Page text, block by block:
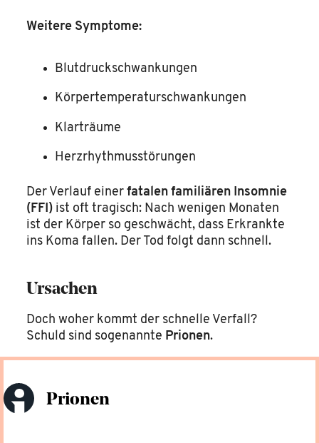
Weitere Symptome:
Blutdruckschwankungen
Körpertemperaturschwankungen
Klarträume
Herzrhythmusstörungen
Der Verlauf einerfatalen familiären Insomnie
(FFI) ist oft tragisch: Nach wenigen Monaten
ist der Körper so geschwächt, dass Erkrankte
ins Koma fallen. Der Tod folgt dann schnell.
Ursachen
Doch woher kommt der schnelle Verfall?
Schuld sind sogenannte Prionen.
Prionen